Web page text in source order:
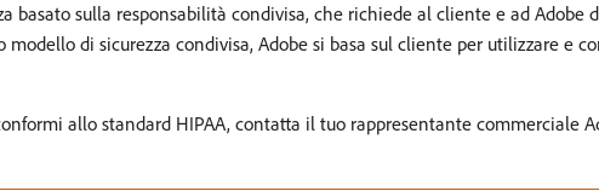
basato sulla responsabilità condivisa, che richiede al cliente e ad Adobe
di sicurezza condivisa, Adobe si basa sul cliente per utilizzare e
allo standard HIPAA, contatta il tuo rappresentante commerciale